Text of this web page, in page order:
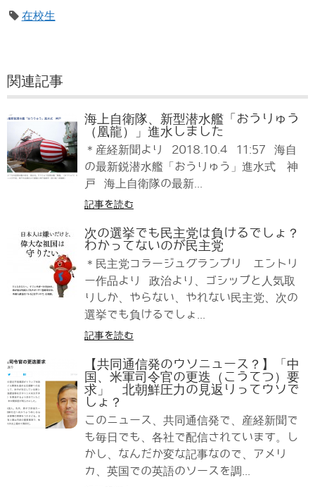
在校生
関連記事
海上自衛隊、新型潜水艦「おうりゅう
（凰龍）」進水しました
＊産経新聞より 2018.10.4 11:57 海自
の最新鋭潜水艦「おうりゅう」進水式 神
戸 海上自衛隊の最新...
記事を読む
次の選挙でも民主党は負けるでしょ？
わかってないのが民主党
＊民主党コラージュグランプリ エントリ
ー作品より 政治より、ゴシップと人気取
りしか、やらない、やれない民主党、次の
選挙でも負けるでしょ...
記事を読む
【共同通信発のウソニュース？】「中
国、米軍司令官の更迭（こうてつ）要
求」 北朝鮮圧力の見返りってウソで
しょ？
このニュース、共同通信発で、産経新聞で
も毎日でも、各社で配信されています。し
かし、なんだか変な記事なので、アメリ
カ、英国での英語のソースを調...